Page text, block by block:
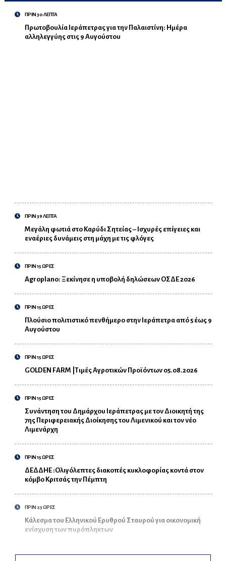
ΠΡΙΝ 30 ΛΕΠΤΑ
Πρωτοβουλία Ιεράπετρας για την Παλαιστίνη: Ημέρα
αλληλεγγύης στις 9 Αυγούστου
ΠΡΙΝ 39 ΛΕΠΤΑ
Μεγάλη φωτιά στο Καρύδι Σητείας – Ισχυρές επίγειες και
εναέριες δυνάμεις στη μάχη με τις φλόγες
ΠΡΙΝ 15 ΩΡΕΣ
Agroplano: Ξεκίνησε η υποβολή δηλώσεων ΟΣΔΕ 2026
ΠΡΙΝ 15 ΩΡΕΣ
Πλούσιο πολιτιστικό πενθήμερο στην Ιεράπετρα από 5 έως 9
Αυγούστου
ΠΡΙΝ 15 ΩΡΕΣ
GOLDEN FARM |Τιμές Αγροτικών Προϊόντων 05.08.2026
ΠΡΙΝ 15 ΩΡΕΣ
Συνάντηση του Δημάρχου Ιεράπετρας με τον Διοικητή της
7ης Περιφερειακής Διοίκησης του Λιμενικού και τον νέο
Λιμενάρχη
ΠΡΙΝ 15 ΩΡΕΣ
ΔΕΔΔΗΕ :Ολιγόλεπτες διακοπές κυκλοφορίας κοντά στον
κόμβο Κριτσάς την Πέμπτη
ΠΡΙΝ 23 ΩΡΕΣ
Κάλεσμα του Ελληνικού Ερυθρού Σταυρού για οικονομική
ενίσχυση των πυρόπληκτων